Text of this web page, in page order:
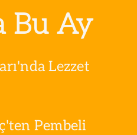
Bu Ay
Lezzet
Pembeli